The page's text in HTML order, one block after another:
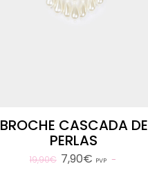
BROCHE CASCADA DE
PERLAS
19,90€ 7,90€ PVP